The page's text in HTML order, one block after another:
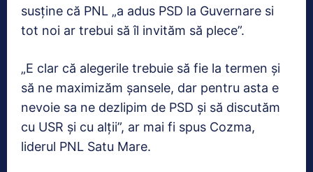
susține că PNL „a adus PSD la Guvernare si
tot noi ar trebui să îl invităm să plece”.
„E clar că alegerile trebuie să fie la termen și
să ne maximizăm șansele, dar pentru asta e
nevoie sa ne dezlipim de PSD și să discutăm
cu USR și cu alții”, ar mai fi spus Cozma,
liderul PNL Satu Mare.